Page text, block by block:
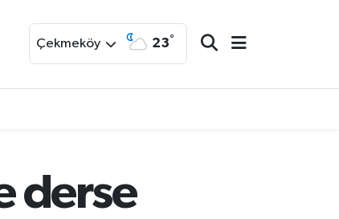
Çekmeköy 23°
derse